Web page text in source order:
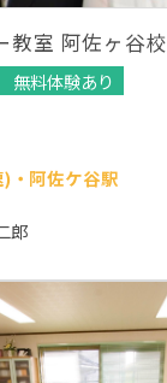
教室 阿佐ヶ谷校
無料体験あり
・阿佐ケ谷駅
郎